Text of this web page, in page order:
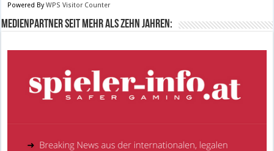
Powered ByWPS Visitor Counter
Medienpartner seit mehr als zehn Jahren: